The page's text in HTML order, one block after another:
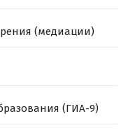
(медиации)
(ГИА-9)